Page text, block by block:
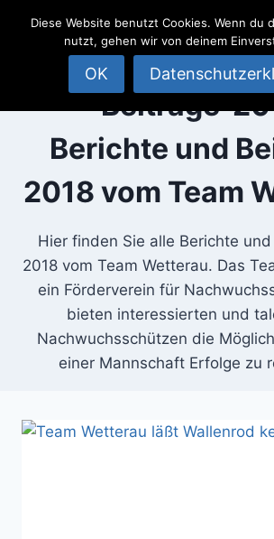
Team
Beiträge-
Berichte und
2018 vom Team
Hier finden Sie alle Berichte
2018 vom Team Wetterau. Das
ein Förderverein für
bieten interessierten und
Nachwuchsschützen die
einer Mannschaft Erfolge zu
Diese Website benutzt Cookies. Wenn du
nutzt, gehen wir von deinem
OK